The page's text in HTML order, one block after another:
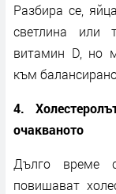
Разбира се,
светлина или
витамин D, но
към
4.
очакваното
Дълго време
повишават